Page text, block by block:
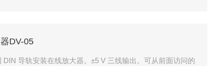
DV-05
DIN 导轨安装在线放大器。±5 V 三线输出。可从前面访问的